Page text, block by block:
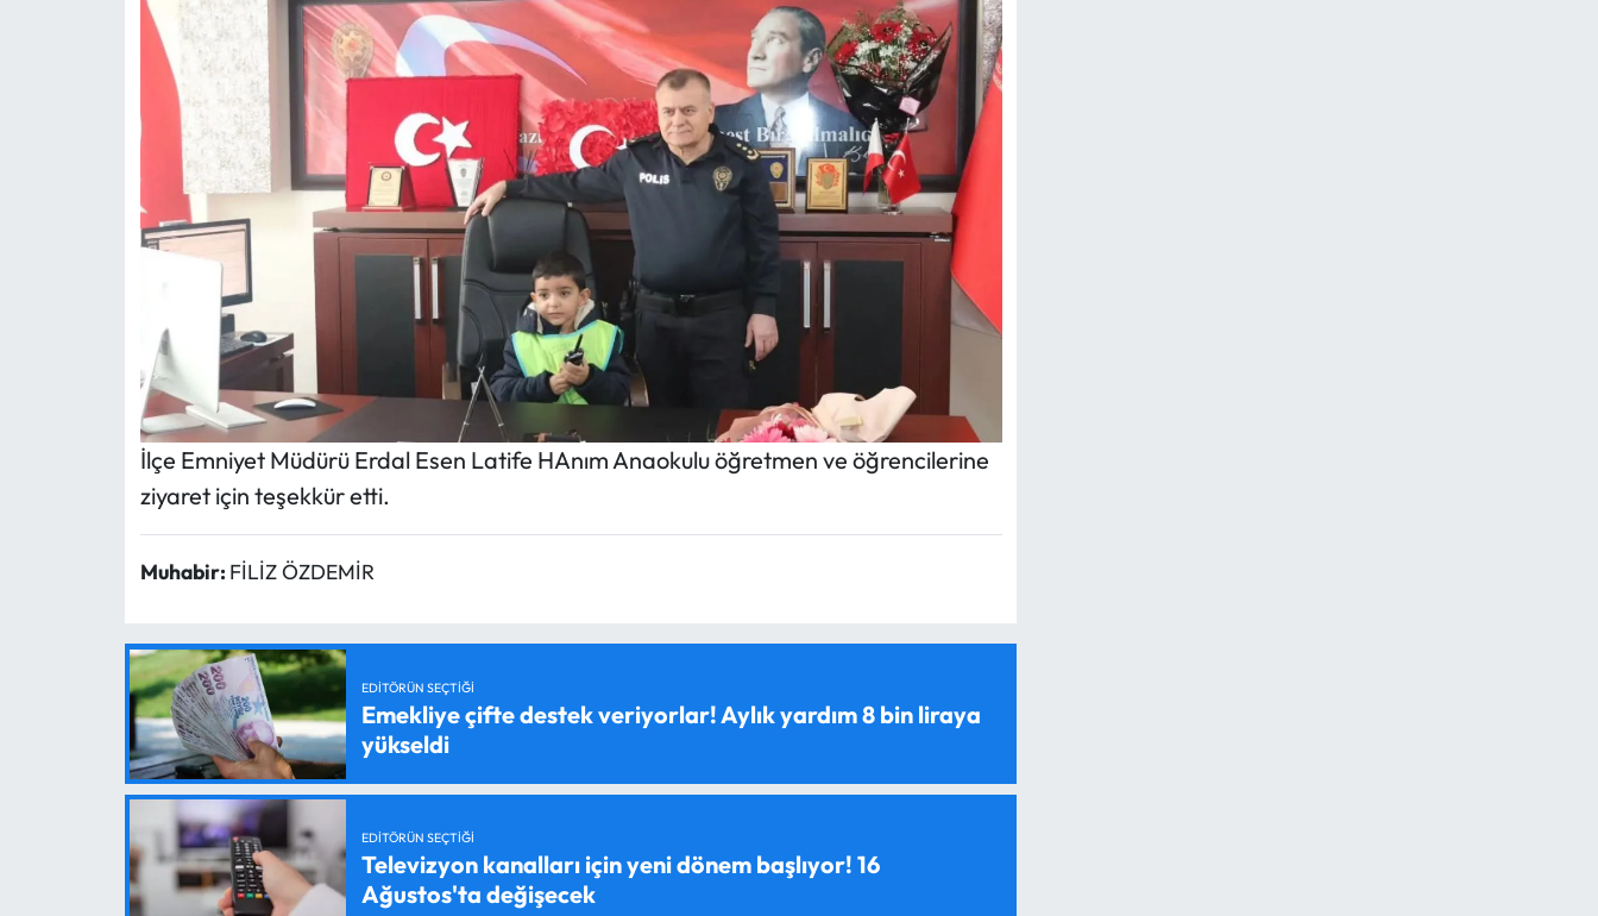
İlçe Emniyet Müdürü Erdal Esen Latife HAnım Anaokulu öğretmen ve öğrencilerine
ziyaret için teşekkür etti.
Muhabir: FİLİZ ÖZDEMİR
EDITÖRÜN SEÇTIĞI
Emekliye çifte destek veriyorlar! Aylık yardım 8 bin liraya
yükseldi
EDITÖRÜN SEÇTIĞI
Televizyon kanalları için yeni dönem başlıyor! 16
Ağustos'ta değişecek